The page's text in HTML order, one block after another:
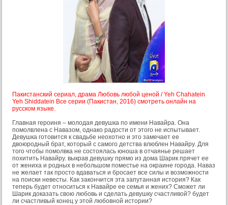
Пакистанский сериал, драма Любовь любой ценой / Yeh Chahatein
Yeh Shiddatein Все серии (Пакистан, 2016) смотреть онлайн на
русском языке.
Главная героиня – молодая девушка по имени Навайра. Она
помолвлена с Навазом, однако радости от этого не испытывает.
Девушка готовится к свадьбе неохотно и это замечает ее
двоюродный брат, который с самого детства влюблен Навайру. Для
того чтобы помолвка не состоялась юноша в отчаянье решает
похитить Навайру. выкрав девушку прямо из дома Шарик прячет ее
от жениха и родных в небольшом поместье на окраине города. Наваз
не желает так просто вдаваться и бросает все силы и возможности
на поиски невесты. Как закончится эта запутанная история? Как
теперь будет относиться к Навайре ее семья и жених? Сможет ли
Шарик доказать свою любовь и сделать девушку счастливой? будет
ли счастливый конец у этой любовной истории?